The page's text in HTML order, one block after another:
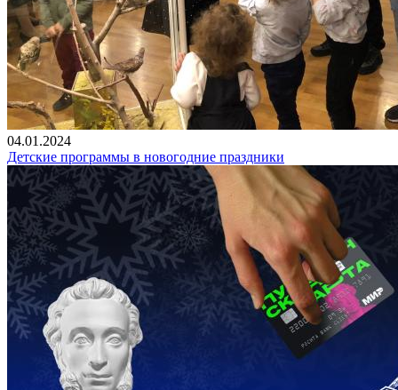
04.01.2024
Детские программы в новогодние праздники